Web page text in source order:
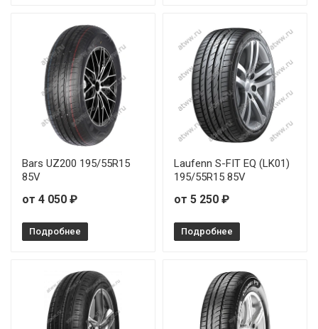
Bars UZ200 195/55R15
85V
от 4 050 ₽
Подробнее
Laufenn S-FIT EQ (LK01)
195/55R15 85V
от 5 250 ₽
Подробнее